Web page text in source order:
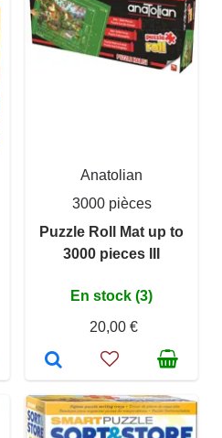
Anatolian
3000 pièces
Puzzle Roll Mat up to
3000 pieces III
En stock (3)
20,00 €